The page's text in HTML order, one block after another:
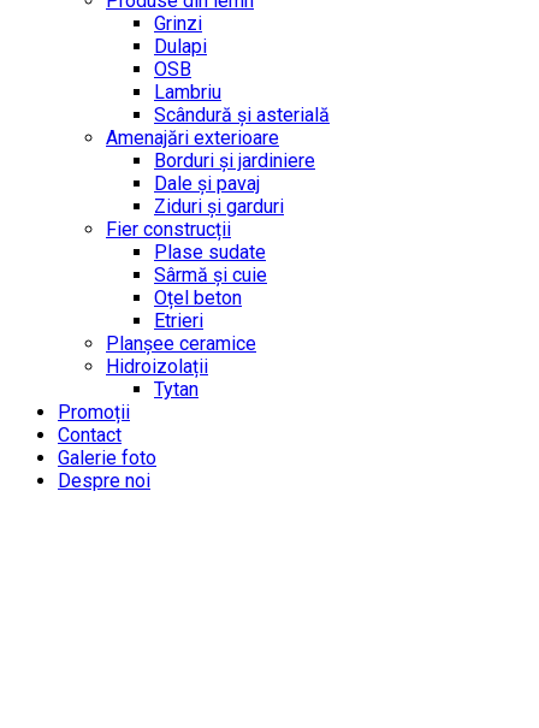
Grinzi
Dulapi
OSB
Lambriu
Scândură și asterială
Amenajări exterioare
Borduri și jardiniere
Dale și pavaj
Ziduri și garduri
Fier construcții
Plase sudate
Sârmă şi cuie
Oțel beton
Etrieri
Planșee ceramice
Hidroizolații
Tytan
Promoții
Contact
Galerie foto
Despre noi